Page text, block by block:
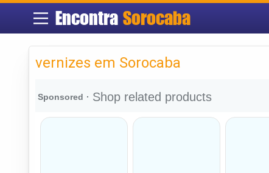
Encontra Sorocaba
vernizes em Sorocaba